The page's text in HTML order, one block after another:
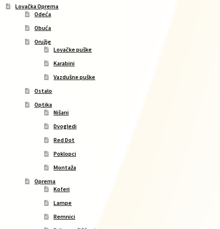
Lovačka Oprema
Odeća
Obuća
Oružje
Lovačke puške
Karabini
Vazdušne puške
Ostalo
Optika
Nišani
Dvogledi
Red Dot
Poklopci
Montaža
Oprema
Koferi
Lampe
Remnici